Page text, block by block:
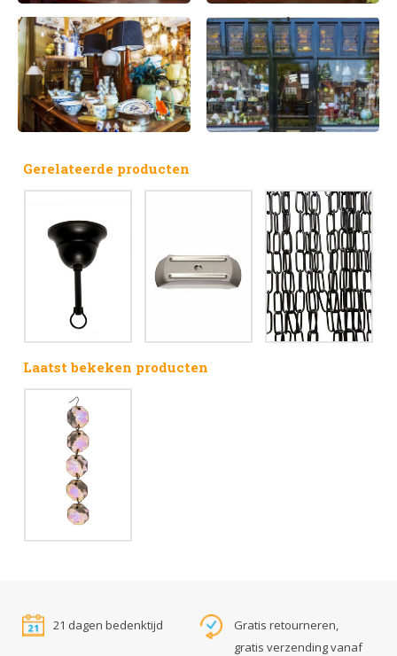
Gerelateerde producten
Laatst bekeken producten
21 dagen bedenktijd
Gratis retourneren,
gratis verzending vanaf